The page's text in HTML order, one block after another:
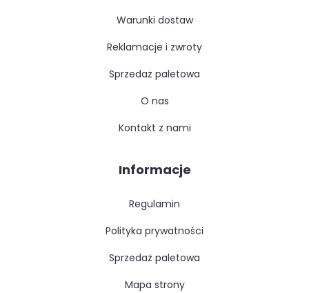
warunki dostaw
reklamacje i zwroty
sprzedaż paletowa
o nas
kontakt z nami
Informacje
regulamin
polityka prywatności
sprzedaż paletowa
mapa strony